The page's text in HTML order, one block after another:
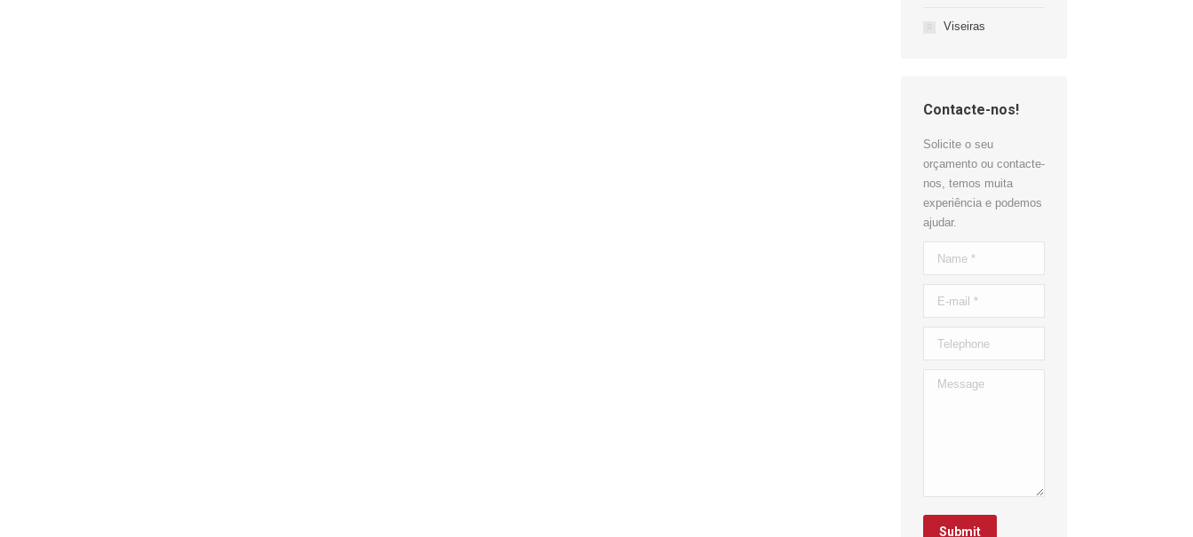
Viseiras
Contacte-nos!
Solicite o seu
orçamento ou contacte-
nos, temos muita
experiência e podemos
ajudar.
Name *
E-mail *
Telephone
Message
Submit